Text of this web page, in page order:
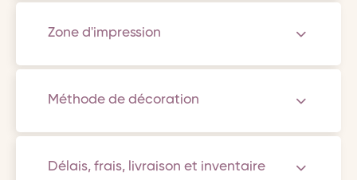
Zone d'impression
Méthode de décoration
Délais, frais, livraison et inventaire